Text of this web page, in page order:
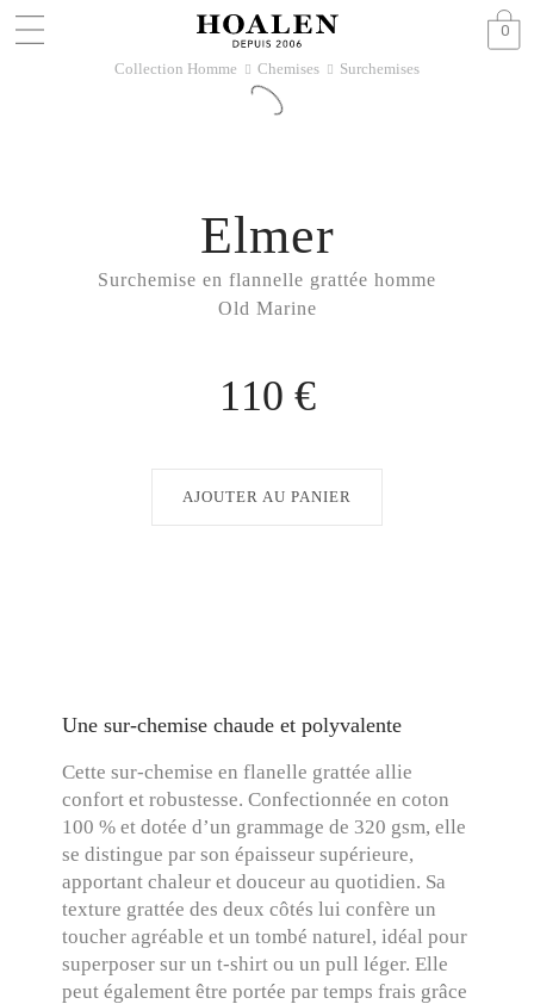
0
Collection Homme 􀆊 Chemises 􀆊 Surchemises
Surchemise en flannelle grattée homme
Old Marine
Elmer
110 €
AJOUTER AU PANIER
Une sur-chemise chaude et polyvalente
Cette sur-chemise en flanelle grattée allie
confort et robustesse. Confectionnée en coton
100 % et dotée d’un grammage de 320 gsm, elle
se distingue par son épaisseur supérieure,
apportant chaleur et douceur au quotidien. Sa
texture grattée des deux côtés lui confère un
toucher agréable et un tombé naturel, idéal pour
superposer sur un t-shirt ou un pull léger. Elle
peut également être portée par temps frais grâce